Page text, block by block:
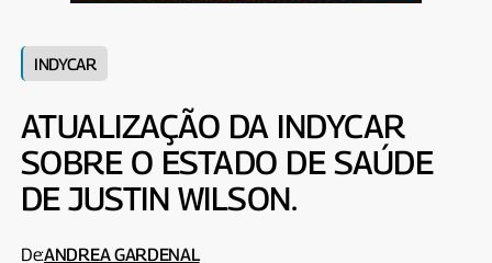
INDYCAR
ATUALIZAÇÃO DA INDYCAR
SOBRE O ESTADO DE SAÚDE
DE JUSTIN WILSON.
De:ANDREA GARDENAL